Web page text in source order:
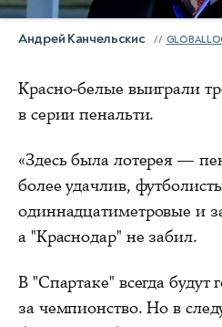
Андрей Канчельскис
Красно-белые выиграли
в серии пенальти.
«Здесь была лотерея —
более удачлив,
одиннадцатиметровые и
а "Краснодар" не забил.
В "Спартаке" всегда будут
за чемпионство. Но в